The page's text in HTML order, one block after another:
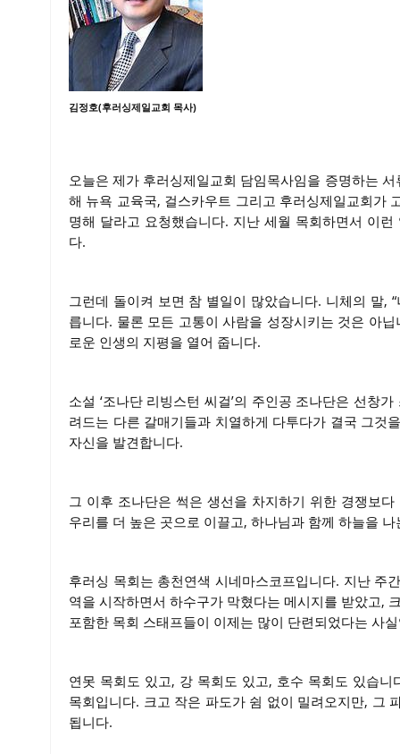
김정호(후러싱제일교회 목사)
오늘은 제가 후러싱제일교회 담임목사임을 증명하는
해 뉴욕 교육국, 걸스카우트 그리고 후러싱제일교회가
명해 달라고 요청했습니다. 지난 세월 목회하면서 이
다.
그런데 돌이켜 보면 참 별일이 많았습니다. 니체의 말,
릅니다. 물론 모든 고통이 사람을 성장시키는 것은 아
로운 인생의 지평을 열어 줍니다.
소설 ‘조나단 리빙스턴 씨걸’의 주인공 조나단은 선창
려드는 다른 갈매기들과 치열하게 다투다가 결국 그것
자신을 발견합니다.
그 이후 조나단은 썩은 생선을 차지하기 위한 경쟁보
우리를 더 높은 곳으로 이끌고, 하나님과 함께 하늘을
후러싱 목회는 총천연색 시네마스코프입니다. 지난 주
역을 시작하면서 하수구가 막혔다는 메시지를 받았고,
포함한 목회 스태프들이 이제는 많이 단련되었다는 사
연못 목회도 있고, 강 목회도 있고, 호수 목회도 있습
목회입니다. 크고 작은 파도가 쉼 없이 밀려오지만, 그
됩니다.